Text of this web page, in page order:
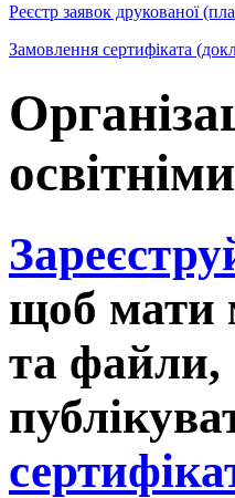
Реєстр заявок друкованої
Замовлення сертифіката
щоб мати
та файли,